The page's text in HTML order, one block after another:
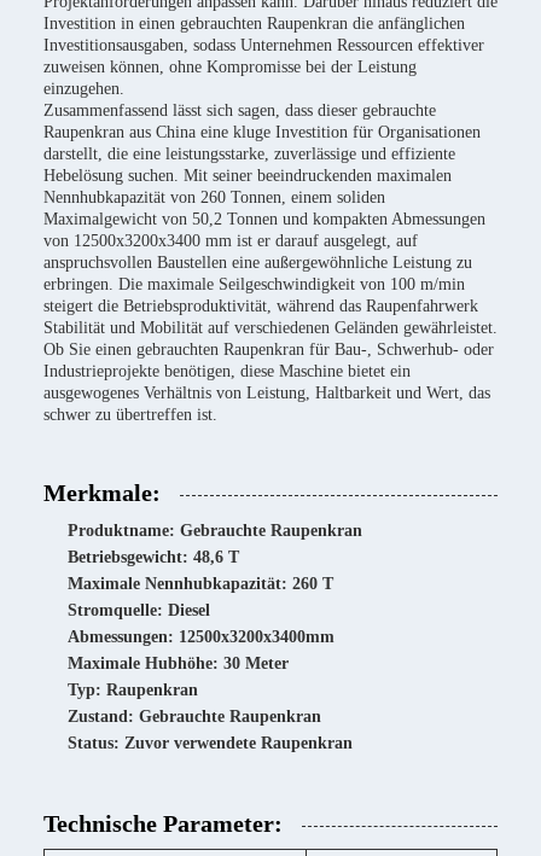
Investition in einen gebrauchten Raupenkran die anfänglichen
Investitionsausgaben, sodass Unternehmen Ressourcen effektiver
zuweisen können, ohne Kompromisse bei der Leistung
einzugehen.
Zusammenfassend lässt sich sagen, dass dieser gebrauchte
Raupenkran aus China eine kluge Investition für Organisationen
darstellt, die eine leistungsstarke, zuverlässige und effiziente
Hebelösung suchen. Mit seiner beeindruckenden maximalen
Nennhubkapazität von 260 Tonnen, einem soliden
Maximalgewicht von 50,2 Tonnen und kompakten Abmessungen
von 12500x3200x3400 mm ist er darauf ausgelegt, auf
anspruchsvollen Baustellen eine außergewöhnliche Leistung zu
erbringen. Die maximale Seilgeschwindigkeit von 100 m/min
steigert die Betriebsproduktivität, während das Raupenfahrwerk
Stabilität und Mobilität auf verschiedenen Geländen gewährleistet.
Ob Sie einen gebrauchten Raupenkran für Bau-, Schwerhub- oder
Industrieprojekte benötigen, diese Maschine bietet ein
ausgewogenes Verhältnis von Leistung, Haltbarkeit und Wert, das
schwer zu übertreffen ist.
Merkmale:
Produktname: Gebrauchte Raupenkran
Betriebsgewicht: 48,6 T
Maximale Nennhubkapazität: 260 T
Stromquelle: Diesel
Abmessungen: 12500x3200x3400mm
Maximale Hubhöhe: 30 Meter
Typ: Raupenkran
Zustand: Gebrauchte Raupenkran
Status: Zuvor verwendete Raupenkran
Technische Parameter: